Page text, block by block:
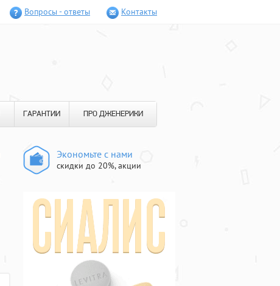
Вопросы - ответы Контакты
ГАРАНТИИ ПРО ДЖЕНЕРИКИ
Экономьте с нами
скидки до 20%, акции